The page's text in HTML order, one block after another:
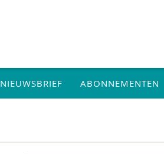
NIEUWSBRIEF ABONNEMENTEN